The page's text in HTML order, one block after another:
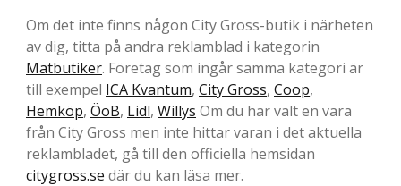
Om det inte finns någon City Gross-butik i närheten
av dig, titta på andra reklamblad i kategorin
Matbutiker. Företag som ingår samma kategori är
till exempel ICA Kvantum, City Gross, Coop,
Hemköp, ÖoB, Lidl, Willys Om du har valt en vara
från City Gross men inte hittar varan i det aktuella
reklambladet, gå till den officiella hemsidan
citygross.se där du kan läsa mer.